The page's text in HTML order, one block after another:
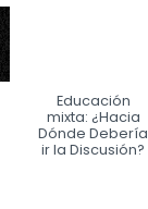
Educación
mixta: ¿Hacia
Dónde Debería
ir la Discusión?